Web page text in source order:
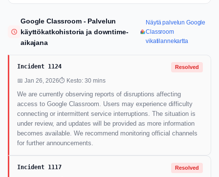
Google Classroom - Palvelun
käyttökatkohistoria ja downtime-
aikajana
Näytä palvelun Google
Classroom
vikatilannekartta
Incident 1124 Resolved
📅 Jan 26, 2026⏱ Kesto: 30 mins
We are currently observing reports of disruptions affecting
access to Google Classroom. Users may experience difficulty
connecting or intermittent service interruptions. The situation is
under review, and updates will be provided as more information
becomes available. We recommend monitoring official channels
for further announcements.
Incident 1117 Resolved